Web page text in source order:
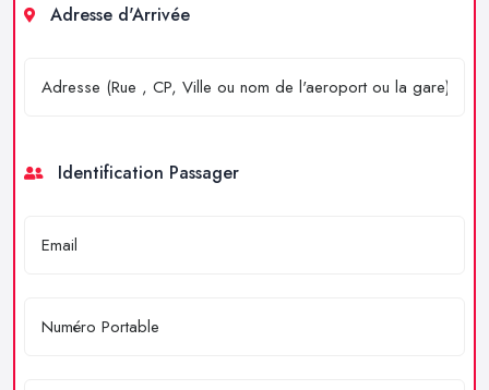
Adresse d'Arrivée
Identification Passager